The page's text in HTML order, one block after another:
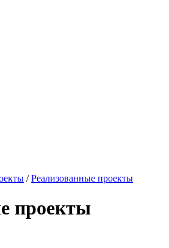
/Реализованные проекты
проекты